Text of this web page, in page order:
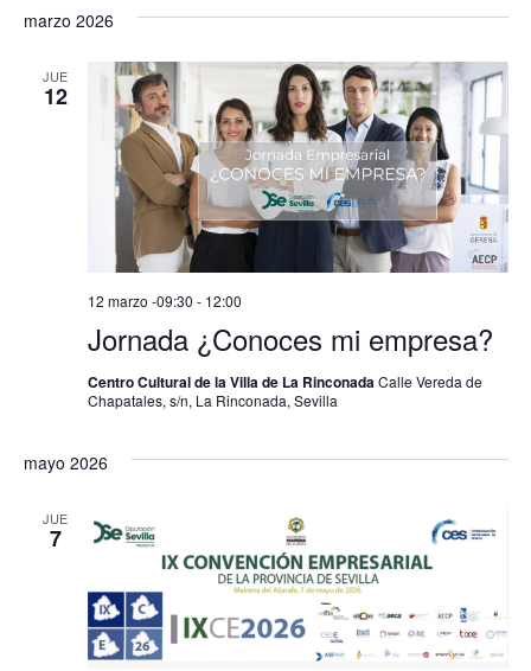
marzo 2026
JUE
12
Jornada ¿Conoces mi empresa?
12 marzo -09:30 - 12:00
Centro Cultural de la Villa de La RinconadaCalle Vereda de
Chapatales, s/n, La Rinconada, Sevilla
mayo 2026
JUE
7